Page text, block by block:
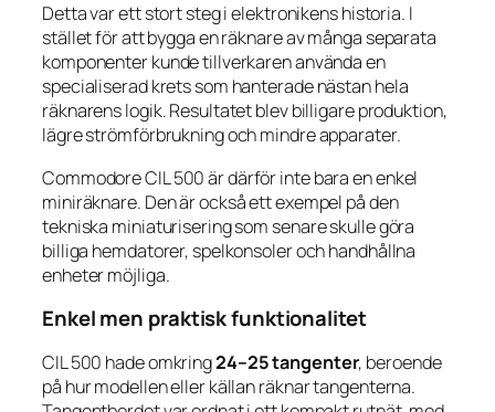
Detta var ett stort steg i elektronikens historia. I
stället för att bygga en räknare av många separata
komponenter kunde tillverkaren använda en
specialiserad krets som hanterade nästan hela
räknarens logik. Resultatet blev billigare produktion,
lägre strömförbrukning och mindre apparater.
Commodore CIL 500 är därför inte bara en enkel
miniräknare. Den är också ett exempel på den
tekniska miniaturisering som senare skulle göra
billiga hemdatorer, spelkonsoler och handhållna
enheter möjliga.
Enkel men praktisk funktionalitet
CIL 500 hade omkring24–25 tangenter, beroende
på hur modellen eller källan räknar tangenterna.